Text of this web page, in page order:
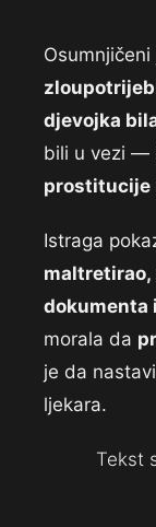
djevojka
bili u vezi —
prostitucije
Istraga
maltretirao,
dokumenta
morala da
je da
ljekara.
Tekst